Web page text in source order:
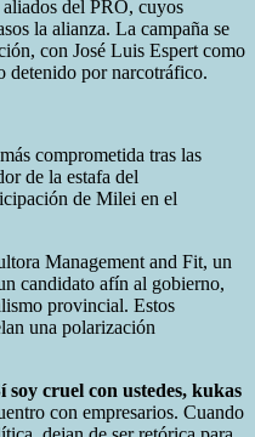
del PRO, cuyos
la alianza. La campaña se
con José Luis Espert como
detenido por narcotráfico.
comprometida tras las
de la estafa del
de Milei en el
Management and Fit, un
candidato afín al gobierno,
provincial. Estos
una polarización
soy cruel con ustedes, kukas
con empresarios. Cuando